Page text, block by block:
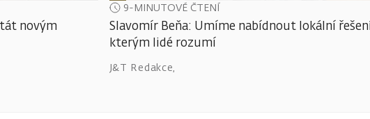
novým
9-MINUTOVÉ ČTENÍ
Slavomír Beňa: Umíme nabídnout lokální
kterým lidé rozumí
J&T Redakce,